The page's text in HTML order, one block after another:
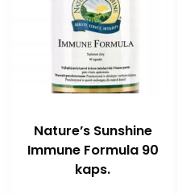
Nature’s Sunshine
Immune Formula 90
kaps.